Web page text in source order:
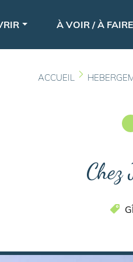
À VOIR / À FAIRE
ACCUEIL
Chez